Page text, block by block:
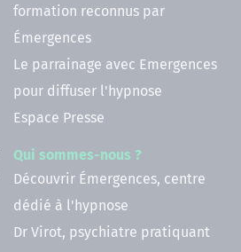
formation reconnus par
Émergences
Le parrainage avec Emergences
pour diffuser l'hypnose
Espace Presse
Qui sommes-nous ?
Découvrir Émergences, centre
dédié à l'hypnose
Dr Virot, psychiatre pratiquant